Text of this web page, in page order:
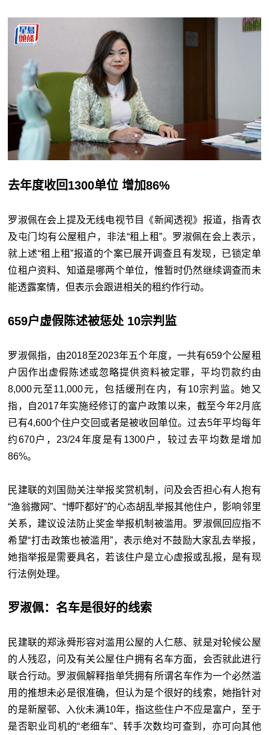
去年度收回1300单位 增加86%
罗淑佩在会上提及无线电视节目《新闻透视》报道，指青衣
及屯门均有公屋租户，非法“租上租”。罗淑佩在会上表示，
就上述“租上租”报道的个案已展开调查且有发现，已锁定单
位租户资料、知道是哪两个单位，惟暂时仍然继续调查而未
能透露案情，但表示会跟进相关的租约作行动。
659户虚假陈述被惩处 10宗判监
罗淑佩指，由2018至2023年五个年度，一共有659个公屋租
户因作出虚假陈述或忽略提供资料被定罪，平均罚款约由
8,000元至11,000元，包括缓刑在内，有10宗判监。她又
指，自2017年实施经修订的富户政策以来，截至今年2月底
已有4,600个住户交回或者是被收回单位。过去5年平均每年
约670户，23/24年度是有1300户，较过去平均数是增加
86%。
民建联的刘国勋关注举报奖赏机制，问及会否担心有人抱有
“渔翁撒网”、“博吓都好”的心态胡乱举报其他住户，影响邻里
关系，建议设法防止奖金举报机制被滥用。罗淑佩回应指不
希望“打击政策也被滥用”，表示绝对不鼓励大家乱去举报，
她指举报是需要具名，若该住户是立心虚报或乱报，是有现
行法例处理。
罗淑佩：名车是很好的线索
民建联的郑泳舜形容对滥用公屋的人仁慈、就是对轮候公屋
的人残忍，问及有关公屋住户拥有名车方面，会否就此进行
联合行动。罗淑佩解释指单凭拥有所谓名车作为一个必然滥
用的推想未必是很准确，但认为是个很好的线索，她指针对
的是新屋邨、入伙未满10年，指这些住户不应是富户，至于
是否职业司机的“老细车”、转手次数均可查到，亦可向其他